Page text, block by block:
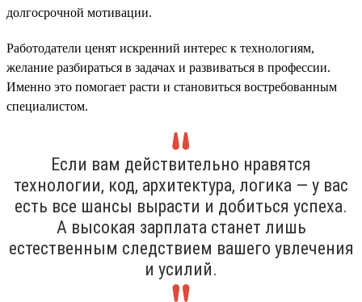
долгосрочной мотивации.
Работодатели ценят искренний интерес к технологиям,
желание разбираться в задачах и развиваться в профессии.
Именно это помогает расти и становиться востребованным
специалистом.
Если вам действительно нравятся
технологии, код, архитектура, логика — у вас
есть все шансы вырасти и добиться успеха.
А высокая зарплата станет лишь
естественным следствием вашего увлечения
и усилий.